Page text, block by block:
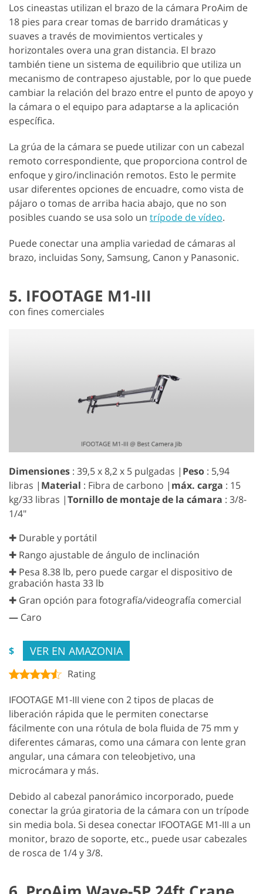
Los cineastas utilizan el brazo de la cámara ProAim de
18 pies para crear tomas de barrido dramáticas y
suaves a través de movimientos verticales y
horizontales overa una gran distancia. El brazo
también tiene un sistema de equilibrio que utiliza un
mecanismo de contrapeso ajustable, por lo que puede
cambiar la relación del brazo entre el punto de apoyo y
la cámara o el equipo para adaptarse a la aplicación
específica.
La grúa de la cámara se puede utilizar con un cabezal
remoto correspondiente, que proporciona control de
enfoque y giro/inclinación remotos. Esto le permite
usar diferentes opciones de encuadre, como vista de
pájaro o tomas de arriba hacia abajo, que no son
posibles cuando se usa solo un trípode de vídeo.
Puede conectar una amplia variedad de cámaras al
brazo, incluidas Sony, Samsung, Canon y Panasonic.
5. IFOOTAGE M1-III
con fines comerciales
Dimensiones : 39,5 x 8,2 x 5 pulgadas | Peso : 5,94
libras | Material : Fibra de carbono | máx. carga : 15
kg/33 libras |Tornillo de montaje de la cámara : 3/8-
1/4"
✚ Durable y portátil
✚ Rango ajustable de ángulo de inclinación
✚ Pesa 8.38 lb, pero puede cargar el dispositivo de
grabación hasta 33 lb
✚ Gran opción para fotografía/videografía comercial
— Caro
$ VER EN AMAZONIA
Rating
IFOOTAGE M1-III viene con 2 tipos de placas de
liberación rápida que le permiten conectarse
fácilmente con una rótula de bola fluida de 75 mm y
diferentes cámaras, como una cámara con lente gran
angular, una cámara con teleobjetivo, una
microcámara y más.
Debido al cabezal panorámico incorporado, puede
conectar la grúa giratoria de la cámara con un trípode
sin media bola. Si desea conectar IFOOTAGE M1-III a un
monitor, brazo de soporte, etc., puede usar cabezales
de rosca de 1/4 y 3/8.